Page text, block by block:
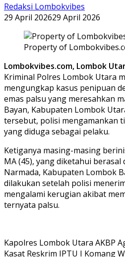
Redaksi Lombokvibes
29 April 202629 April 2026
Property of
Lombokvibes.com, Lombok
Kriminal Polres Lombok Utara
mengungkap kasus penipuan
emas palsu yang meresahkan
Bayan, Kabupaten Lombok
tersebut, polisi mengamankan
yang diduga sebagai pelaku.
Ketiganya masing-masing
MA (45), yang diketahui berasal
Narmada, Kabupaten Lombok
dilakukan setelah polisi
mengalami kerugian akibat
ternyata palsu.
Kapolres Lombok Utara AKBP
Kasat Reskrim IPTU I Komang